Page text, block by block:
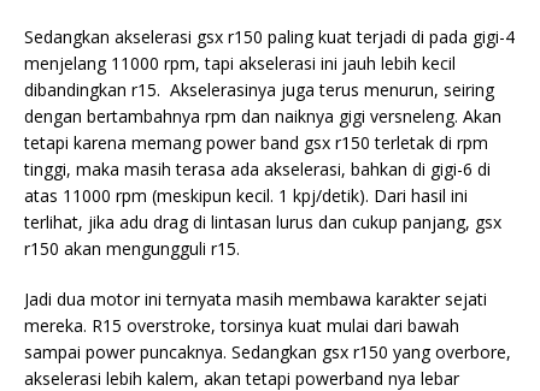
Sedangkan akselerasi gsx r150 paling kuat terjadi di pada gigi-4
menjelang 11000 rpm, tapi akselerasi ini jauh lebih kecil
dibandingkan r15. Akselerasinya juga terus menurun, seiring
dengan bertambahnya rpm dan naiknya gigi versneleng. Akan
tetapi karena memang power band gsx r150 terletak di rpm
tinggi, maka masih terasa ada akselerasi, bahkan di gigi-6 di
atas 11000 rpm (meskipun kecil. 1 kpj/detik). Dari hasil ini
terlihat, jika adu drag di lintasan lurus dan cukup panjang, gsx
r150 akan mengungguli r15.
Jadi dua motor ini ternyata masih membawa karakter sejati
mereka. R15 overstroke, torsinya kuat mulai dari bawah
sampai power puncaknya. Sedangkan gsx r150 yang overbore,
akselerasi lebih kalem, akan tetapi powerband nya lebar